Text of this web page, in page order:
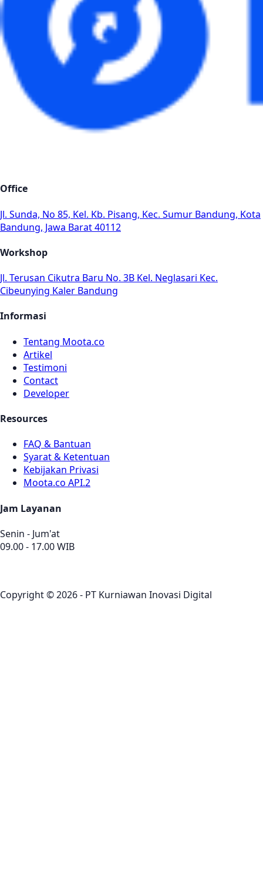
Office
Jl. Sunda, No 85, Kel. Kb. Pisang, Kec. Sumur Bandung, Kota
Bandung, Jawa Barat 40112
Workshop
Jl. Terusan Cikutra Baru No. 3B Kel. Neglasari Kec.
Cibeunying Kaler Bandung
Informasi
Tentang Moota.co
Artikel
Testimoni
Contact
Developer
Resources
FAQ & Bantuan
Syarat & Ketentuan
Kebijakan Privasi
Moota.co API.2
Jam Layanan
Senin - Jum'at
09.00 - 17.00 WIB
Copyright © 2026 - PT Kurniawan Inovasi Digital